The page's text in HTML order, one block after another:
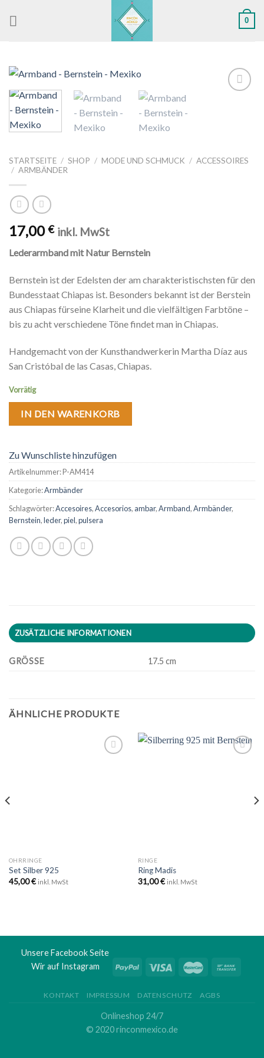
0
STARTSEITE / SHOP / MODE UND SCHMUCK / ACCESSOIRES
/ ARMBÄNDER
17,00€ inkl. MwSt
Lederarmband mit Natur Bernstein
Bernstein ist der Edelsten der am charakteristischsten für den
Bundesstaat Chiapas ist. Besonders bekannt ist der Berstein
aus Chiapas fürseine Klarheit und die vielfältigen Farbtöne –
bis zu acht verschiedene Töne findet man in Chiapas.
Handgemacht von der Kunsthandwerkerin Martha Díaz aus
San Cristóbal de las Casas, Chiapas.
Vorrätig
IN DEN WARENKORB
Zu Wunschliste hinzufügen
Artikelnummer:P-AM414
Kategorie:Armbänder
Schlagwörter:Accesoires,Accesorios, ambar,Armband,Armbänder,
Bernstein,leder,piel,pulsera
ZUSÄTZLICHE INFORMATIONEN
GRÖSSE 17.5 cm
ÄHNLICHE PRODUKTE
OHRRINGE
Set Silber 925
45,00€ inkl. MwSt
RINGE
Ring Madis
31,00€ inkl. MwSt
Unsere Facebook Seite
Wir auf Instagram
KONTAKT IMPRESSUM DATENSCHUTZ AGBS
Onlineshop 24/7
© 2020 rinconmexico.de